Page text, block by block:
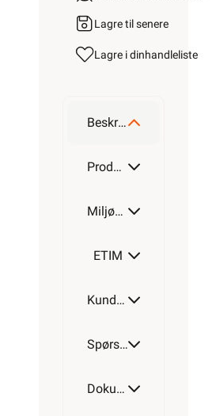
Lagre til senere
Lagre i dinhandleliste
Beskrivelse
Produktdetaljer
Miljøparametere
ETIM
Kundeomtale
Spørsmål og svar
Dokumentasjon